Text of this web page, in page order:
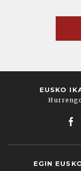
EUSKO
EGIN